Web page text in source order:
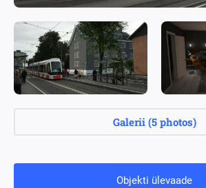
Galerii (5 photos)
Objekti ülevaade